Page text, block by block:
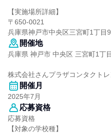
【実施場所詳細】
〒650-0021
兵庫県神戸市中央区三宮町1丁目
開催地
兵庫県 神戸市 中央区 三宮町1
株式会社さんプラザコンタクト
開催月
2025年7月
応募資格
応募資格
【対象の学校種】